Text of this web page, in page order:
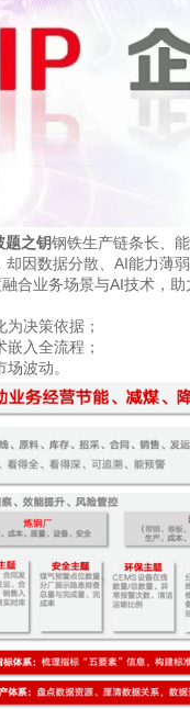
之钥钢铁生产链条长、
却因数据分散、AI能力薄
合业务场景与AI技术，
为决策依据；
嵌入全流程；
波动。